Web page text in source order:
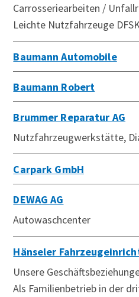
Carrosseriearbeiten /
Leichte Nutzfahrzeuge
Baumann Automobile
Baumann Robert
Brummer Reparatur AG
Nutzfahrzeugwerkstätte,
Carpark GmbH
DEWAG AG
Autowaschcenter
Hänseler
Unsere
Als Familienbetrieb in der